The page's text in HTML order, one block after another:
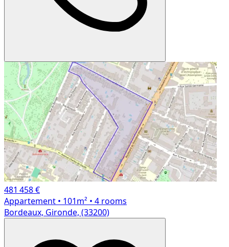
481 458 €
Appartement • 101m² • 4 rooms
Bordeaux, Gironde, (33200)